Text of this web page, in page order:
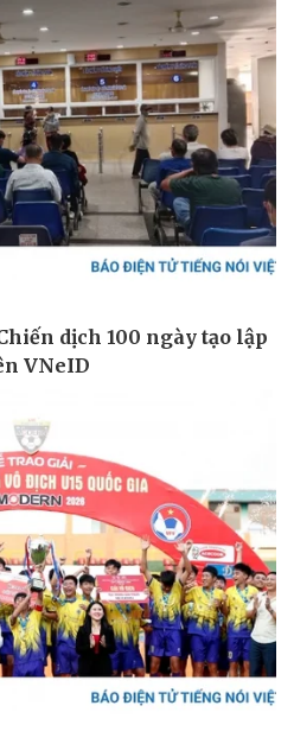
Quân sự - Quốc phòng
Vũ khí